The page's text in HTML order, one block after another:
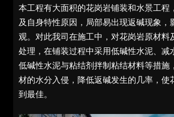
本工程有大面积的花岗岩铺装和水景工程
及自身特性原因，局部易出现返碱现象，
观。对此我司在施工中，对花岗岩原材料
处理，在铺装过程中采用低碱性水泥、减
低碱性水泥与粘结剂拌制粘结材料等措施
材的水分入侵，降低返碱发生的几率，使
到最佳。